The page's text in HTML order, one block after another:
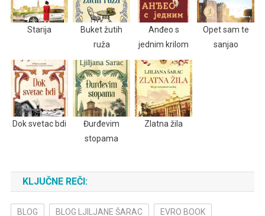
Starija
Buket žutih
ruža
Anđeo s
jednim krilom
Opet sam te
sanjao
Dok svetac bdi
Đurđevim
stopama
Zlatna žila
KLJUČNE REČI:
BLOG BLOG LJILJANE ŠARAC EVRO BOOK